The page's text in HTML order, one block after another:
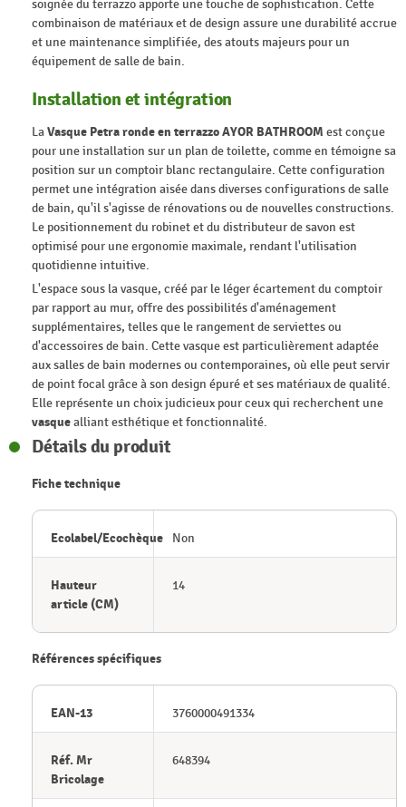
soignée du terrazzo apporte une touche de sophistication. Cette
combinaison de matériaux et de design assure une durabilité accrue
et une maintenance simplifiée, des atouts majeurs pour un
équipement de salle de bain.
Installation et intégration
LaVasque Petra ronde en terrazzo AYOR BATHROOM est conçue
pour une installation sur un plan de toilette, comme en témoigne sa
position sur un comptoir blanc rectangulaire. Cette configuration
permet une intégration aisée dans diverses configurations de salle
de bain, qu'il s'agisse de rénovations ou de nouvelles constructions.
Le positionnement du robinet et du distributeur de savon est
optimisé pour une ergonomie maximale, rendant l'utilisation
quotidienne intuitive.
L'espace sous la vasque, créé par le léger écartement du comptoir
par rapport au mur, offre des possibilités d'aménagement
supplémentaires, telles que le rangement de serviettes ou
d'accessoires de bain. Cette vasque est particulièrement adaptée
aux salles de bain modernes ou contemporaines, où elle peut servir
de point focal grâce à son design épuré et ses matériaux de qualité.
Elle représente un choix judicieux pour ceux qui recherchent une
vasquealliant esthétique et fonctionnalité.
Détails du produit
Fiche technique
Ecolabel/Ecochèque Non
Hauteur
article (CM)
14
Références spécifiques
EAN-13 3760000491334
Réf. Mr
Bricolage
648394